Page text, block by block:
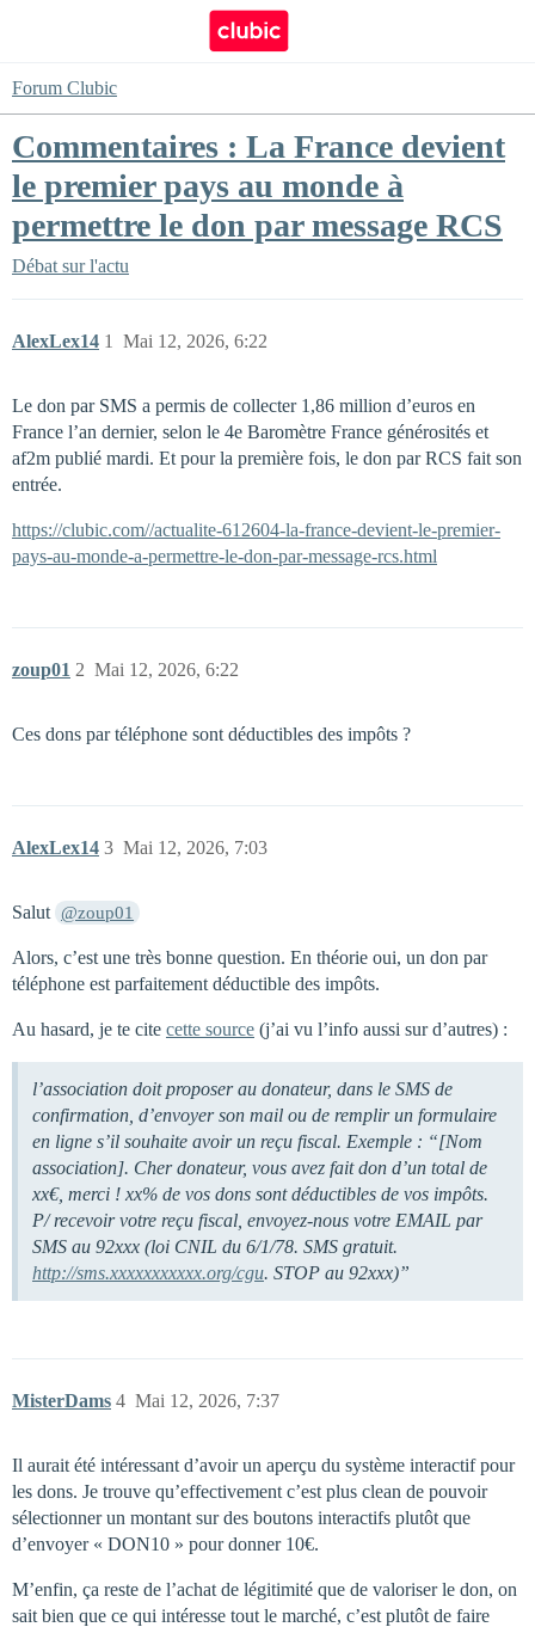
Forum Clubic
Commentaires : La France devient
le premier pays au monde à
permettre le don par message RCS
Débat sur l'actu
AlexLex14 Mai 12, 2026, 6:22
1
Le don par SMS a permis de collecter 1,86 million d’euros en
France l’an dernier, selon le 4e Baromètre France générosités et
af2m publié mardi. Et pour la première fois, le don par RCS fait son
entrée.
https://clubic.com//actualite-612604-la-france-devient-le-premier-
pays-au-monde-a-permettre-le-don-par-message-rcs.html
zoup01 Mai 12, 2026, 6:22
2
Ces dons par téléphone sont déductibles des impôts ?
AlexLex14 Mai 12, 2026, 7:03
3
Salut @zoup01
Alors, c’est une très bonne question. En théorie oui, un don par
téléphone est parfaitement déductible des impôts.
Au hasard, je te cite cette source (j’ai vu l’info aussi sur d’autres) :
l’association doit proposer au donateur, dans le SMS de
confirmation, d’envoyer son mail ou de remplir un formulaire
en ligne s’il souhaite avoir un reçu fiscal. Exemple : “[Nom
association]. Cher donateur, vous avez fait don d’un total de
xx€, merci ! xx% de vos dons sont déductibles de vos impôts.
P/ recevoir votre reçu fiscal, envoyez-nous votre EMAIL par
SMS au 92xxx (loi CNIL du 6/1/78. SMS gratuit.
http://sms.xxxxxxxxxxx.org/cgu. STOP au 92xxx)”
MisterDams Mai 12, 2026, 7:37
4
Il aurait été intéressant d’avoir un aperçu du système interactif pour
les dons. Je trouve qu’effectivement c’est plus clean de pouvoir
sélectionner un montant sur des boutons interactifs plutôt que
d’envoyer « DON10 » pour donner 10€.
M’enfin, ça reste de l’achat de légitimité que de valoriser le don, on
sait bien que ce qui intéresse tout le marché, c’est plutôt de faire